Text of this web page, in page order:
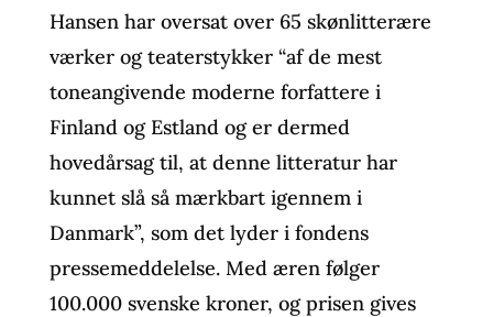
Hansen har oversat over 65 skønlitterære
værker og teaterstykker “af de mest
toneangivende moderne forfattere i
Finland og Estland og er dermed
hovedårsag til, at denne litteratur har
kunnet slå så mærkbart igennem i
Danmark”, som det lyder i fondens
pressemeddelelse. Med æren følger
100.000 svenske kroner, og prisen gives